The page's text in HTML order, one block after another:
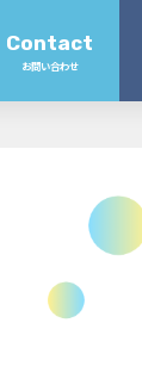
Contact
お問い合わせ